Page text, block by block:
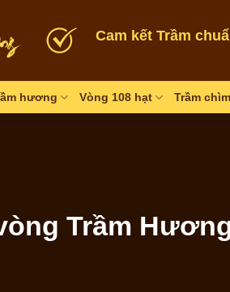
Cam kết Trầm
hương Vòng 108 hạt Trầm
Trầm